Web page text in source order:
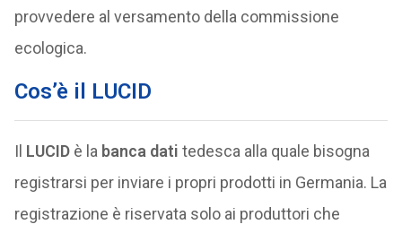
provvedere al versamento della commissione
ecologica.
Cos’è il LUCID
Il LUCIDè la banca dati tedesca alla quale bisogna
registrarsi per inviare i propri prodotti in Germania. La
registrazione è riservata solo ai produttori che